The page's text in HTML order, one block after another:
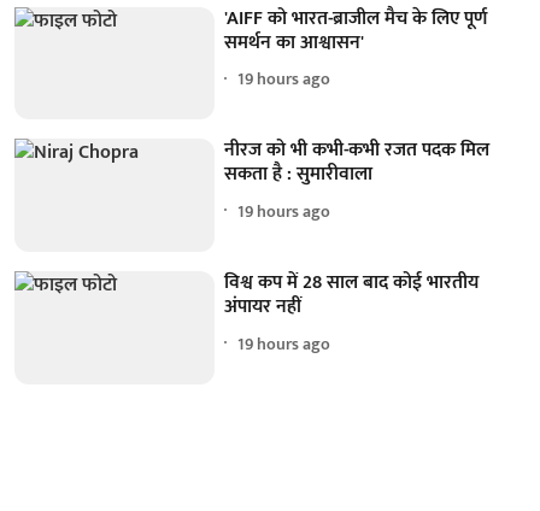
'AIFF को भारत-ब्राजील मैच के लिए पूर्ण
समर्थन का आश्वासन'
19 hours ago
नीरज को भी कभी-कभी रजत पदक मिल
सकता है : सुमारीवाला
19 hours ago
विश्व कप में 28 साल बाद कोई भारतीय
अंपायर नहीं
19 hours ago